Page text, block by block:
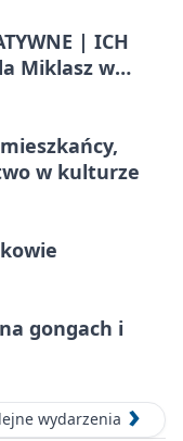
| ICH
Miklasz w
w kulturze
gongach i
wydarzenia